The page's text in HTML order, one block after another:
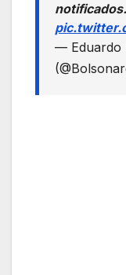
notificados.
— Eduardo